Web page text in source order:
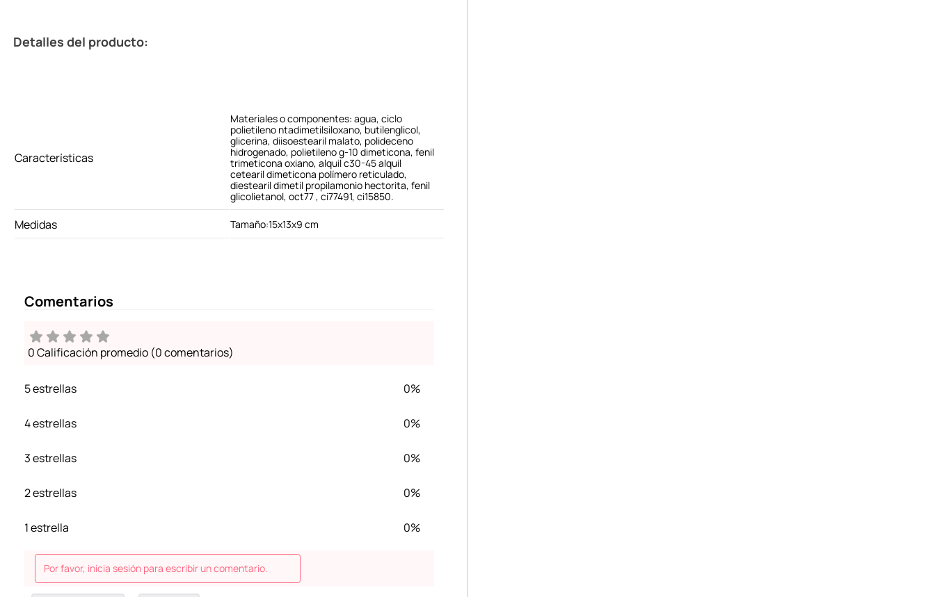
Detalles del producto:
Características
Materiales o componentes: agua, ciclo
polietileno ntadimetilsiloxano, butilenglicol,
glicerina, diisoestearil malato, polideceno
hidrogenado, polietileno g-10 dimeticona, fenil
trimeticona oxiano, alquil c30-45 alquil
cetearil dimeticona polímero reticulado,
diestearil dimetil propilamonio hectorita, fenil
glicolietanol, oct77 , ci77491, ci15850.
Medidas Tamaño:15x13x9 cm
Comentarios
0 Calificación promedio (0 comentarios)
5 estrellas 0%
4 estrellas 0%
3 estrellas 0%
2 estrellas 0%
1 estrella 0%
Por favor, inicia sesión para escribir un comentario.